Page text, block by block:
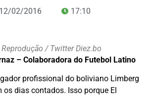
12/02/2016 17:10
/ Twitter Diez.bo
– Colaboradora do Futebol Latino
profissional do boliviano Limberg
os dias contados. Isso porque El